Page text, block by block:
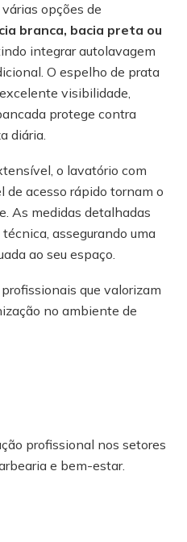
opções de
branca, bacia preta ou
integrar autolavagem
O espelho de prata
visibilidade,
protege contra
diária.
o lavatório com
de acesso rápido tornam o
As medidas detalhadas
assegurando uma
ao seu espaço.
que valorizam
no ambiente de
profissional nos setores
e bem-estar.